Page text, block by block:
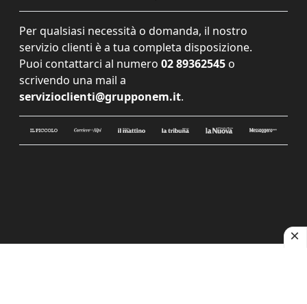
Per qualsiasi necessità o domanda, il nostro
servizio clienti è a tua completa disposizione.
Puoi contattarci al numero 02 89362545 o
scrivendo una mail a
servizioclienti@grupponem.it.